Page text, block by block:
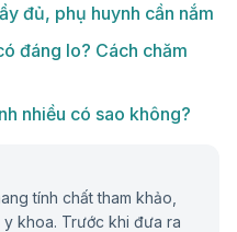
đủ, phụ huynh cần nắm
đáng lo? Cách chăm
nhiều có sao không?
tính chất tham khảo,
khoa. Trước khi đưa ra